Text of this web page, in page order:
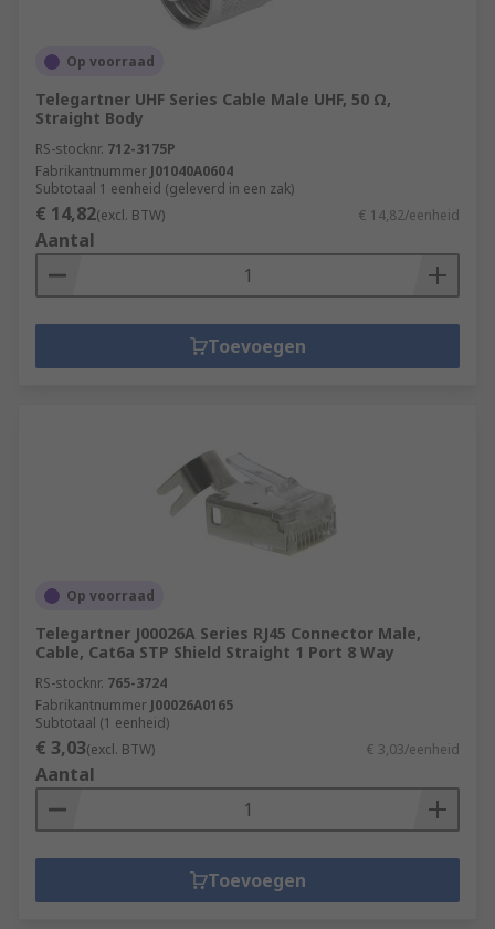
Op voorraad
Telegartner UHF Series Cable Male UHF, 50 Ω,
Straight Body
RS-stocknr. 712-3175P
Fabrikantnummer J01040A0604
Subtotaal 1 eenheid (geleverd in een zak)
€ 14,82(excl. BTW) € 14,82/eenheid
Aantal
Toevoegen
Op voorraad
Telegartner J00026A Series RJ45 Connector Male,
Cable, Cat6a STP Shield Straight 1 Port 8 Way
RS-stocknr. 765-3724
Fabrikantnummer J00026A0165
Subtotaal (1 eenheid)
€ 3,03(excl. BTW) € 3,03/eenheid
Aantal
Toevoegen